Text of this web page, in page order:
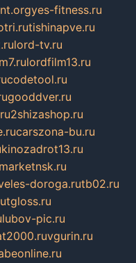
yes-fitness.ru
tishinapve.ru
lord-tv.ru
lordfilm13.ru
codetool.ru
gooddver.ru
2shizashop.ru
carszona-bu.ru
kinozadrot13.ru
doroga.rutb02.ru
lubov-pic.ru
vgurin.ru